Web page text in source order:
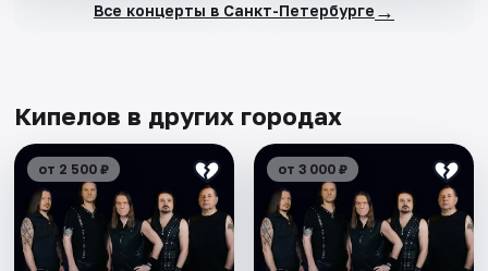
Все концерты в Санкт-Петербурге →
Кипелов в других городах
от 2 500 ₽ от 3 000 ₽